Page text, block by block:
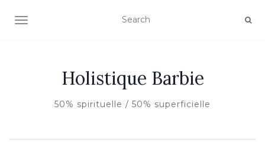
AFFICHER/MASQUER LA NAVIGATION
Holistique Barbie
50% spirituelle / 50% superficielle